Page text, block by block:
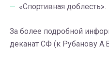
«Спортивная доблесть».
За более подробной
деканат СФ (к Рубанову